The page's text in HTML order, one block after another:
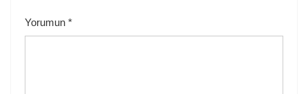
Yorumun *